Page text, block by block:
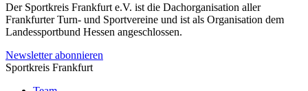
Der Sportkreis Frankfurt e.V. ist die Dachorganisation aller
Frankfurter Turn- und Sportvereine und ist als Organisation dem
Landessportbund Hessen angeschlossen.
Newsletter abonnieren
Sportkreis Frankfurt